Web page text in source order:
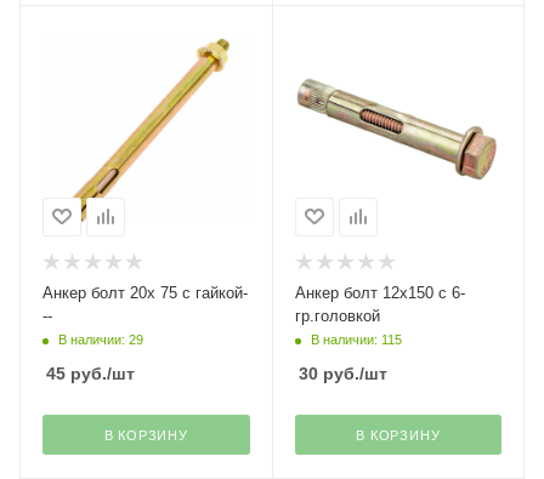
Анкер болт 20х 75 с гайкой-
--
В наличии: 29
45 руб./шт
В КОРЗИНУ
Анкер болт 12х150 с 6-
гр.головкой
В наличии: 115
30руб./шт
В КОРЗИНУ